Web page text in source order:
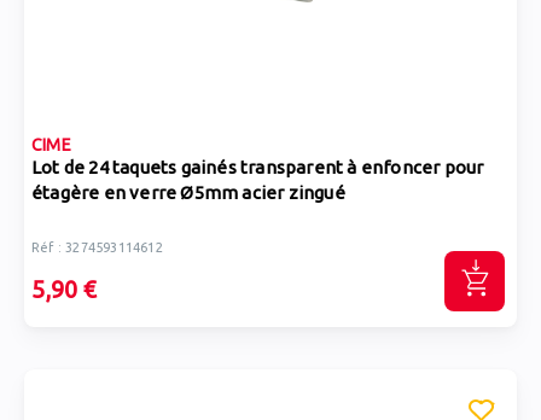
CIME
Lot de 24 taquets gainés transparent à enfoncer pour
étagère en verre Ø5mm acier zingué
Réf : 3274593114612
5,90 €